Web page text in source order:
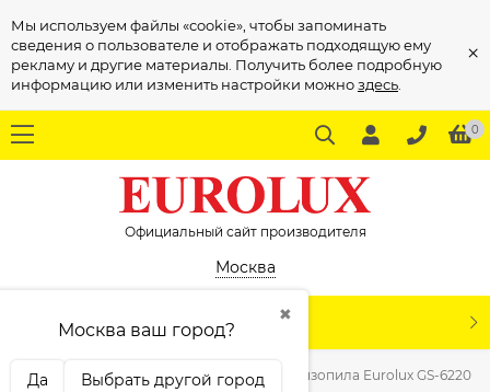
Мы используем файлы «cookie», чтобы запоминать
сведения о пользователе и отображать подходящую ему
рекламу и другие материалы. Получить более подробную
информацию или изменить настройки можноздесь
×
0
Официальный сайт производителя
Москва
✖
Москва ваш город?
Да Выбрать другой город
КАТАЛОГ
Садовая техника Бензопилы Бензопила Eurolux GS-6220